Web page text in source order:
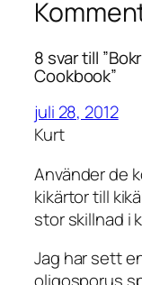
8 svar till
Cookbook”
juli 28, 2012
Kurt
Använder de
kikärtor till
stor skillnad i
Jag har sett